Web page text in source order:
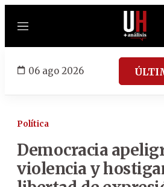
Menú
06 ago 2026
Política
Democracia
violencia y